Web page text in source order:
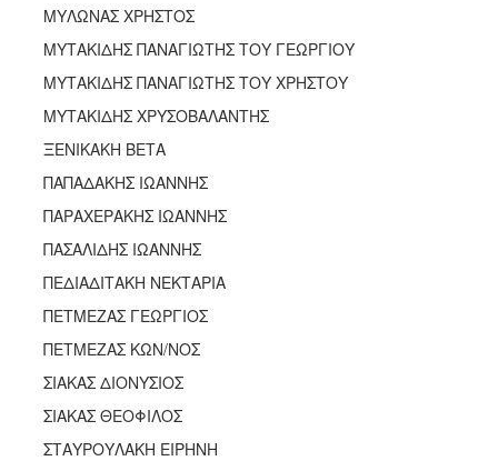
ΜΥΛΩΝΑΣ ΧΡΗΣΤΟΣ
ΜΥΤΑΚΙΔΗΣ ΠΑΝΑΓΙΩΤΗΣ ΤΟΥ ΓΕΩΡΓΙΟΥ
ΜΥΤΑΚΙΔΗΣ ΠΑΝΑΓΙΩΤΗΣ ΤΟΥ ΧΡΗΣΤΟΥ
ΜΥΤΑΚΙΔΗΣ ΧΡΥΣΟΒΑΛΑΝΤΗΣ
ΞΕΝΙΚΑΚΗ ΒΕΤΑ
ΠΑΠΑΔΑΚΗΣ ΙΩΑΝΝΗΣ
ΠΑΡΑΧΕΡΑΚΗΣ ΙΩΑΝΝΗΣ
ΠΑΣΑΛΙΔΗΣ ΙΩΑΝΝΗΣ
ΠΕΔΙΑΔΙΤΑΚΗ ΝΕΚΤΑΡΙΑ
ΠΕΤΜΕΖΑΣ ΓΕΩΡΓΙΟΣ
ΠΕΤΜΕΖΑΣ ΚΩΝ/ΝΟΣ
ΣΙΑΚΑΣ ΔΙΟΝΥΣΙΟΣ
ΣΙΑΚΑΣ ΘΕΟΦΙΛΟΣ
ΣΤΑΥΡΟΥΛΑΚΗ ΕΙΡΗΝΗ